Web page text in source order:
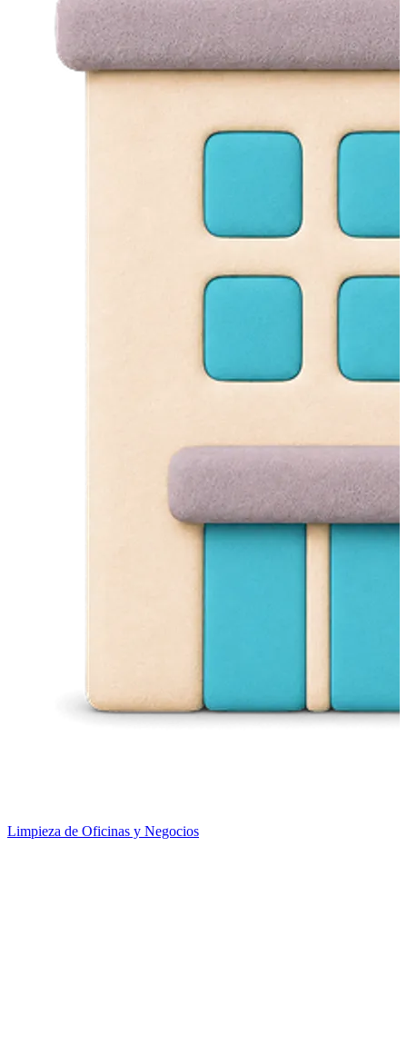
Limpieza de Oficinas y Negocios